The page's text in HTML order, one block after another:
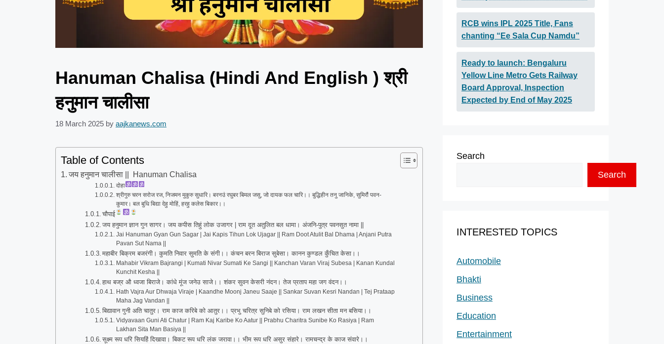
Hanuman Chalisa (Hindi And English ) श्री
हनुमान चालीसा
18 March 2025 by aajkanews.com
Table of Contents
जय हनुमान चालीसा || Hanuman Chalisa
दोहा
श्रीगुरु चरन सरोज रज, निजमन मुकुरु सुधारि। बरनउं रघुबर बिमल जसु, जो दायक फल चारि।। बुद्धिहीन तनु जानिके, सुमिरौं पवन-
कुमार। बल बुधि बिद्या देहु मोहिं, हरहु कलेस बिकार।।
चौपाई
जय हनुमान ज्ञान गुन सागर। जय कपीस तिहुं लोक उजागर | राम दूत अतुलित बल धामा। अंजनि-पुत्र पवनसुत नामा ||
Jai Hanuman Gyan Gun Sagar | Jai Kapis Tihun Lok Ujagar || Ram Doot Atulit Bal Dhama | Anjani Putra
Pavan Sut Nama ||
महाबीर बिक्रम बजरंगी। कुमति निवार सुमति के संगी।। कंचन बरन बिराज सुबेसा। कानन कुण्डल कुँचित केसा।।
Mahabir Vikram Bajrangi | Kumati Nivar Sumati Ke Sangi || Kanchan Varan Viraj Subesa | Kanan Kundal
Kunchit Kesha ||
हाथ बज्र औ ध्वजा बिराजे। कांधे मूंज जनेउ साजे।। शंकर सुवन केसरी नंदन। तेज प्रताप महा जग वंदन।।
Hath Vajra Aur Dhwaja Viraje | Kaandhe Moonj Janeu Saaje || Sankar Suvan Kesri Nandan | Tej Prataap
Maha Jag Vandan ||
बिद्यावान गुनी अति चातुर। राम काज करिबे को आतुर।। प्रभु चरित्र सुनिबे को रसिया। राम लखन सीता मन बसिया।।
Vidyavaan Guni Ati Chatur | Ram Kaj Karibe Ko Aatur || Prabhu Charitra Sunibe Ko Rasiya | Ram
Lakhan Sita Man Basiya ||
सूक्ष्म रूप धरि सियहिं दिखावा। बिकट रूप धरि लंक जरावा।। भीम रूप धरि असुर संहारे। रामचन्द्र के काज संवारे।।
RCB wins IPL 2025 Title, Fans
chanting “Ee Sala Cup Namdu”
Ready to launch: Bengaluru
Yellow Line Metro Gets Railway
Board Approval, Inspection
Expected by End of May 2025
Search
Search
INTERESTED TOPICS
Automobile
Bhakti
Business
Education
Entertainment